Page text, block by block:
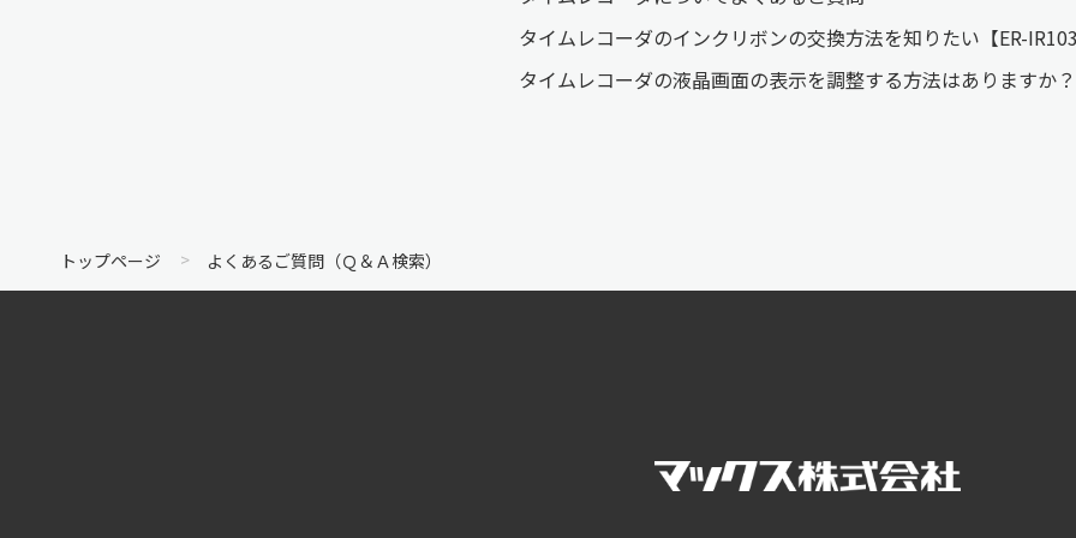
タイムレコーダのインクリボンの交換方法を知りたい【ER-
タイムレコーダの液晶画面の表示を調整する方法はありますか？
トップページ よくあるご質問（Ｑ＆Ａ検索）